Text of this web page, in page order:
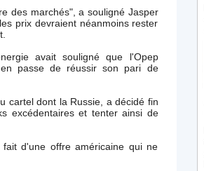
des marchés", a souligné Jasper
prix devraient néanmoins rester
avait souligné que l'Opep
passe de réussir son pari de
cartel dont la Russie, a décidé fin
excédentaires et tenter ainsi de
d'une offre américaine qui ne